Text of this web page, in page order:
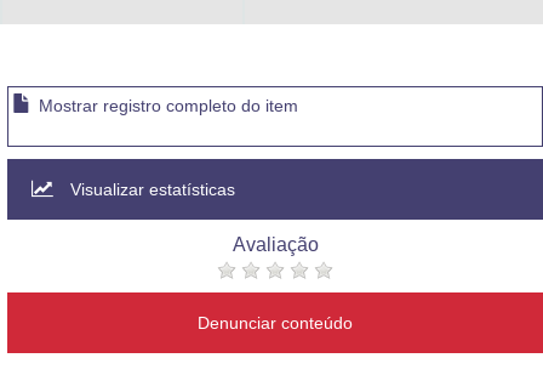
Mostrar registro completo do item
Visualizar estatísticas
Avaliação
Denunciar conteúdo